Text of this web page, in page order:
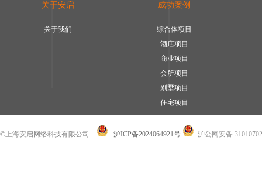
关于安启
关于我们
成功案例
综合体项目
酒店项目
商业项目
会所项目
别墅项目
住宅项目
©上海安启网络科技有限公司 沪ICP备2024064921号 沪公网安备